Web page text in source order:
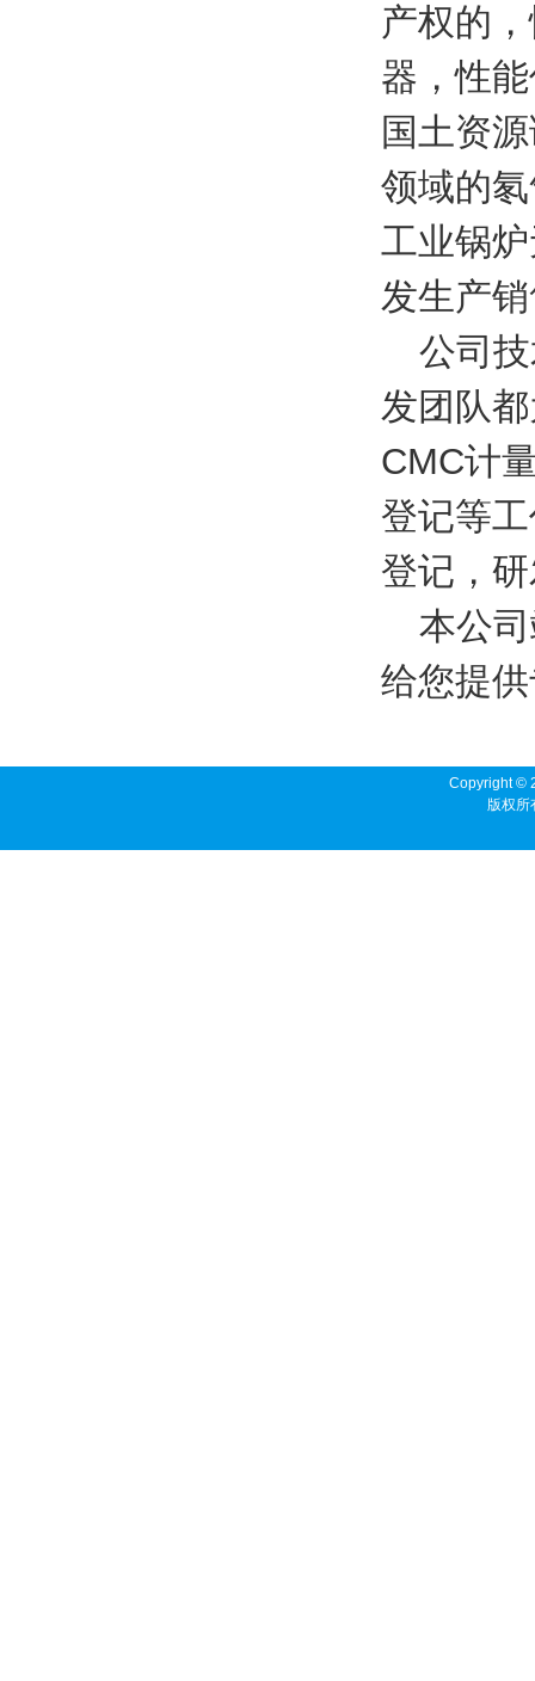
产权的
器，性
国土资
领域的
工业锅
发生产
公司技
发团队
CMC计
登记等
登记，
本公司
给您提
Copyright ©
版权所